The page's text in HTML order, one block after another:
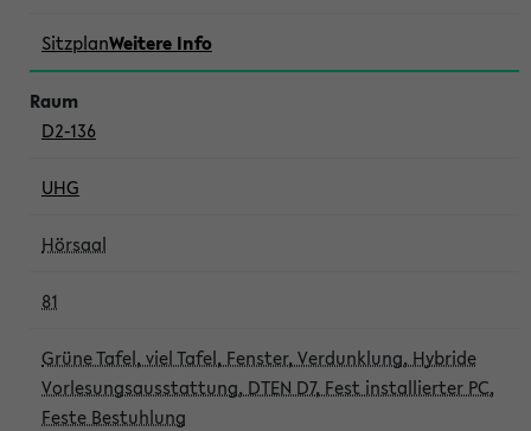
SitzplanWeitere Info
D2-136
UHG
Hörsaal
81
Grüne Tafel, viel Tafel, Fenster, Verdunklung, Hybride
Vorlesungsausstattung, DTEN D7, Fest installierter PC,
Feste Bestuhlung